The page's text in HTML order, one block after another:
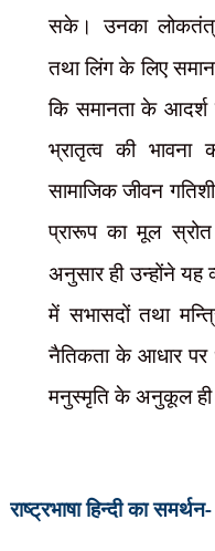
सके। उनका
तथा लिंग के लिए
कि समानता के
भ्रातृत्व की
सामाजिक जीवन
प्रारूप का मूल स्रोत
अनुसार ही उन्होंने यह
में सभासदों तथा
नैतिकता के आधार पर
मनुस्मृति के अनुकूल ही
राष्ट्रभाषा हिन्दी का समर्थन-